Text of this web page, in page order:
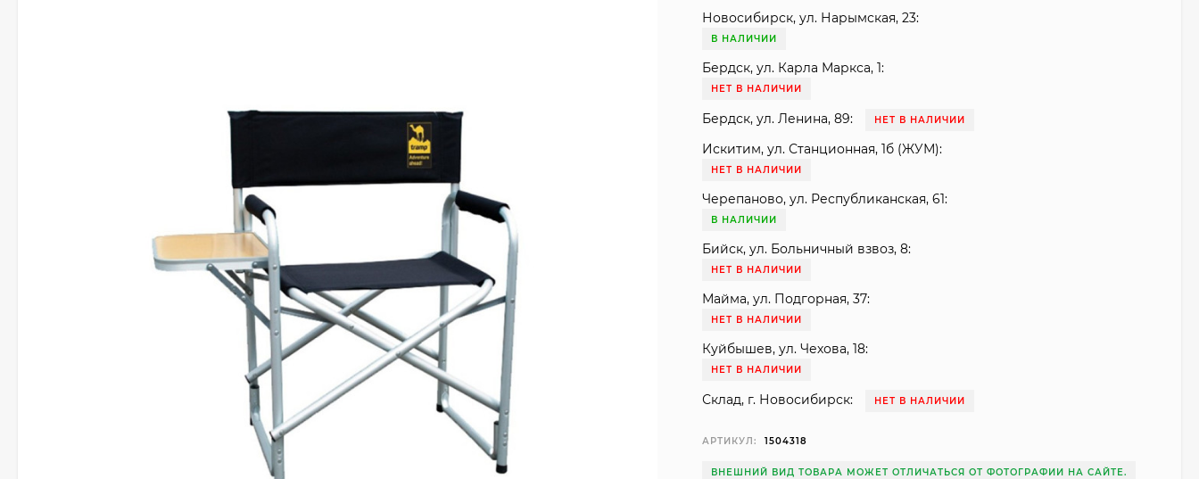
Новосибирск, ул. Нарымская, 23:
В НАЛИЧИИ
Бердск, ул. Карла Маркса, 1:
НЕТ В НАЛИЧИИ
Бердск, ул. Ленина, 89: НЕТ В НАЛИЧИИ
Искитим, ул. Станционная, 1б (ЖУМ):
НЕТ В НАЛИЧИИ
Черепаново, ул. Республиканская, 61:
В НАЛИЧИИ
Бийск, ул. Больничный взвоз, 8:
НЕТ В НАЛИЧИИ
Майма, ул. Подгорная, 37:
НЕТ В НАЛИЧИИ
Куйбышев, ул. Чехова, 18:
НЕТ В НАЛИЧИИ
Склад, г. Новосибирск: НЕТ В НАЛИЧИИ
АРТИКУЛ: 1504318
ВНЕШНИЙ ВИД ТОВАРА МОЖЕТ ОТЛИЧАТЬСЯ ОТ ФОТОГРАФИИ НА САЙТЕ.